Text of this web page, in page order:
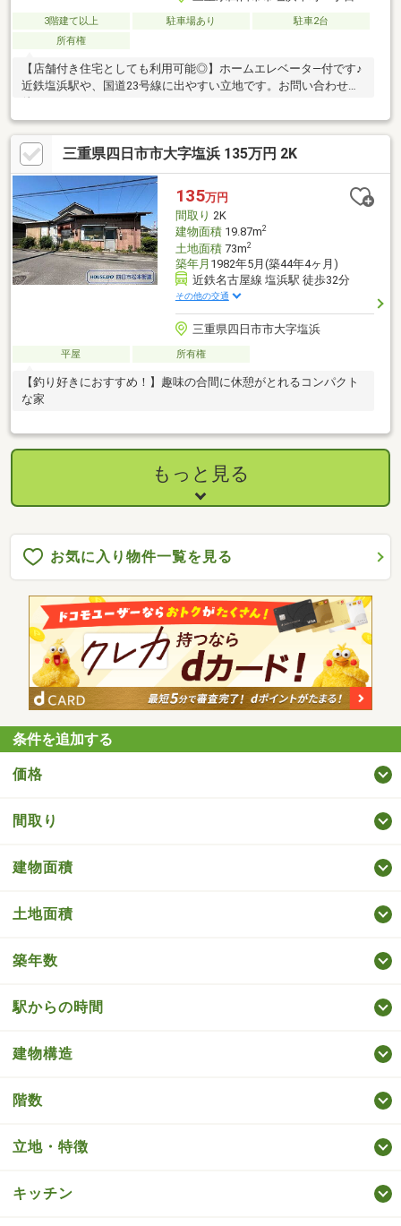
3階建て以上 駐車場あり
駐車2台
所有権
【店舗付き住宅としても利用可能◎】ホームエレベータ―付です♪
近鉄塩浜駅や、国道23号線に出やすい立地です。お問い合わせお
三重県四日市市大字塩浜 135万円 2K
135万円
間取り 2K
建物面積19.87m2
土地面積73m2
築年月 1982年5月(築44年4ヶ月)
近鉄名古屋線 塩浜駅 徒歩32分
その他の交通
三重県四日市市大字塩浜
平屋 所有権
【釣り好きにおすすめ！】趣味の合間に休憩がとれるコンパクト
な家
もっと見る
お気に入り物件一覧を見る
条件を追加する
価格
間取り
建物面積
土地面積
築年数
駅からの時間
建物構造
階数
立地・特徴
キッチン